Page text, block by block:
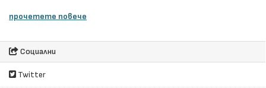
прочетете повече
Социални
Twitter